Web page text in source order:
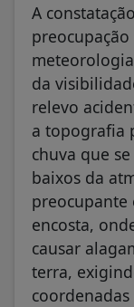
A
da
relevo
a topografia
chuva que
baixos da
preocupante
encosta,
causar
terra,